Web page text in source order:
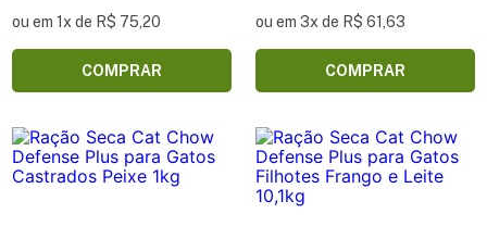
ou em 1x de R$ 75,20
COMPRAR
ou em 3x de R$ 61,63
COMPRAR